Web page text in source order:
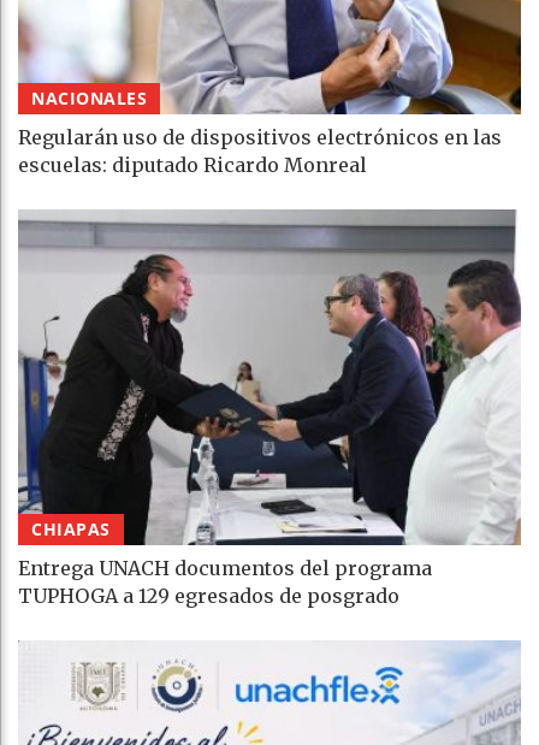
NACIONALES
Regularán uso de dispositivos electrónicos en las
escuelas: diputado Ricardo Monreal
CHIAPAS
Entrega UNACH documentos del programa
TUPHOGA a 129 egresados de posgrado